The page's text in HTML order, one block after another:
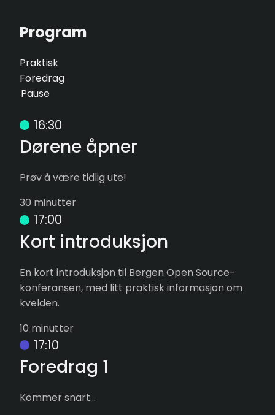
Program
Praktisk
Foredrag
Pause
16:30
Dørene åpner
Prøv å være tidlig ute!
30 minutter
17:00
Kort introduksjon
En kort introduksjon til Bergen Open Source-
konferansen, med litt praktisk informasjon om
kvelden.
10 minutter
17:10
Foredrag 1
Kommer snart...